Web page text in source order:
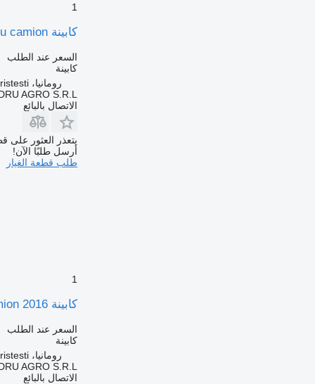
1
كابينة Cabină completă pentru camion لـ الشاحنات DAF XF 2014
السعر عند الطلب
كابينة
رومانيا، Cristesti
AGRO S.R.L.
الاتصال بالبائع
يتعذر العثور على
أرسل طلبًا الآن!
طلب قطعة الغيار
1
كابينة Cabină completă pentru camion 2016 لـ الشاحنات DAF XF 106
السعر عند الطلب
كابينة
رومانيا، Cristesti
AGRO S.R.L.
الاتصال بالبائع